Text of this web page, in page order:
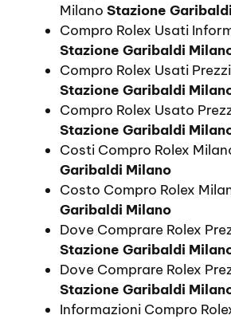
Milano Stazione
Compro Rolex Usati
Stazione Garibaldi
Compro Rolex Usati
Stazione Garibaldi
Compro Rolex Usato
Stazione Garibaldi
Costi Compro Rolex
Garibaldi Milano
Costo Compro Rolex
Garibaldi Milano
Dove Comprare Rolex
Stazione Garibaldi
Dove Comprare Rolex
Stazione Garibaldi
Informazioni Compro